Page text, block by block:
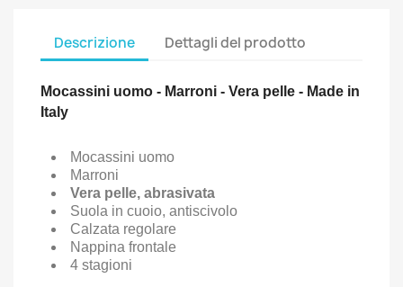
Descrizione Dettagli del prodotto
Mocassini uomo - Marroni - Vera pelle - Made in
Italy
Mocassini uomo
Marroni
Vera pelle, abrasivata
Suola in cuoio, antiscivolo
Calzata regolare
Nappina frontale
4 stagioni